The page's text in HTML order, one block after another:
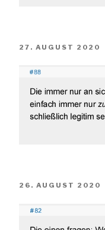
VERÖFFENTLICHT
27. AUGUST 2020
VERÖFFENTLICHT
26. AUGUST 2020